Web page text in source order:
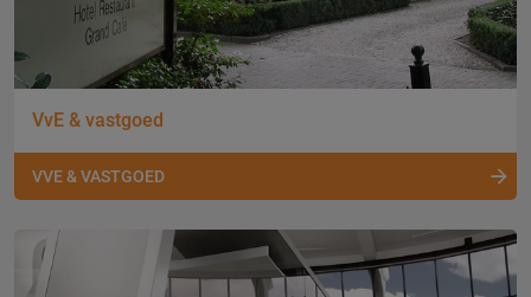
VvE & vastgoed
VVE & VASTGOED